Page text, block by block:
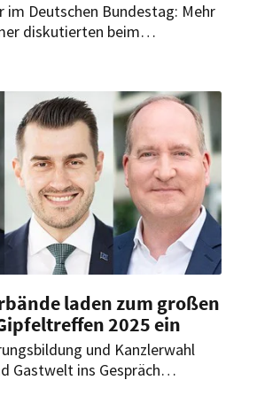
im Deutschen Bundestag: Mehr
diskutierten beim
Dabei wurde eines immer
Die im
beschlossenen
dürfen nicht erst zum
laden zum großen
2025 ein
und Kanzlerwahl
Gastwelt ins Gespräch